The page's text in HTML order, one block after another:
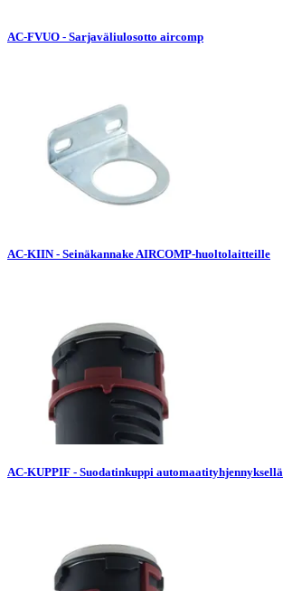
AC-FVUO - Sarjaväliulosotto aircomp
AC-KIIN - Seinäkannake AIRCOMP-huoltolaitteille
AC-KUPPIF - Suodatinkuppi automaatityhjennyksellä